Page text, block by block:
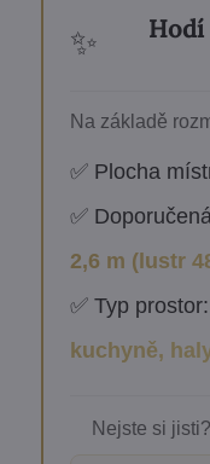
✨
Hodí
Na základě
✅ Plocha
✅
2,6 m (lustr
✅ Typ prostor:
kuchyně,
Nejste si jisti?